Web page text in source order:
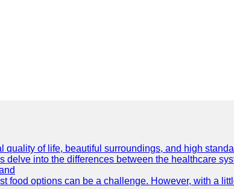
of life, beautiful surroundings, and high
into the differences between the healthcare
food options can be a challenge. However, with a